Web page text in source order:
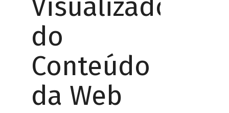
Visualizador
do
Conteúdo
da Web